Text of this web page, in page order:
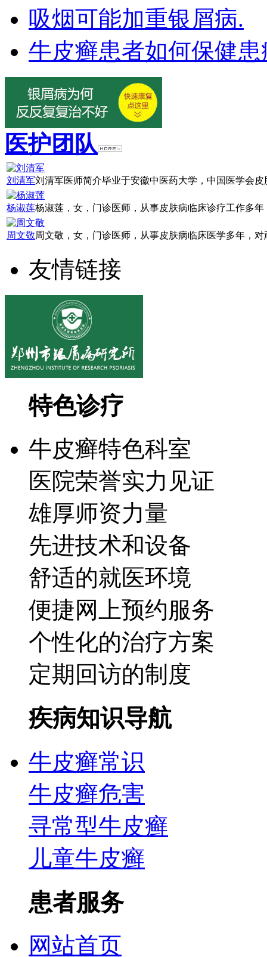
吸烟可能加重银屑病.
牛皮癣患者如何保健
医护团队
刘清军刘清军医师简介毕业于安徽中医药大学，中国医学会
杨淑莲杨淑莲，女，门诊医师，从事皮肤病临床诊疗工作多
周文敬周文敬，女，门诊医师，从事皮肤病临床医学多年，
友情链接
特色诊疗
牛皮癣特色科室
医院荣誉实力见证
雄厚师资力量
先进技术和设备
舒适的就医环境
便捷网上预约服务
个性化的治疗方案
定期回访的制度
疾病知识导航
牛皮癣常识
牛皮癣危害
寻常型牛皮癣
儿童牛皮癣
患者服务
网站首页